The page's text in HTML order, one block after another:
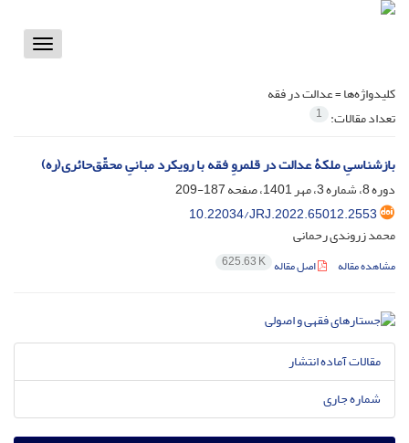
Toggle
کلیدواژه‌ها =عدالت در فقه
تعداد مقالات: 1
بازشناسیِ ملکۀ عدالت در قلمروِ فقه با رویکرد مبانیِ محقّق‌حائری(ره)
دوره 8، شماره 3، مهر 1401، صفحه
187-209
10.22034/JRJ.2022.65012.2553
محمد زروندی رحمانی
مشاهده مقاله اصل مقاله 625.63 K
مقالات آماده انتشار
شماره جاری